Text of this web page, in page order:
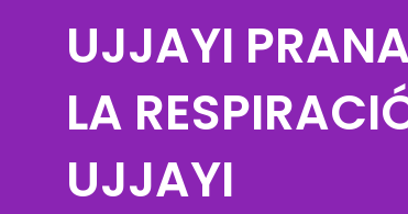
UJJAYI
LA
UJJAYI